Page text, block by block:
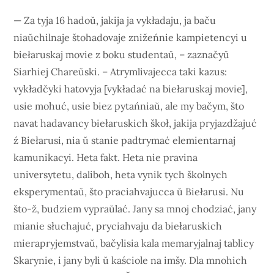
— Za tyja 16 hadoŭ, jakija ja vykładaju, ja baču
niaŭchilnaje štohadovaje znižeńnie kampietencyi u
biełaruskaj movie z boku studentaŭ, – zaznačyŭ
Siarhiej Chareŭski. – Atrymlivajecca taki kazus:
vykładčyki hatovyja [vykładać na biełaruskaj movie],
usie mohuć, usie biez pytańniaŭ, ale my bačym, što
navat hadavancy biełaruskich škoł, jakija pryjazdžajuć
ź Biełarusi, nia ŭ stanie padtrymać elemientarnaj
kamunikacyi. Heta fakt. Heta nie pravina
universytetu, daliboh, heta vynik tych školnych
eksperymentaŭ, što praciahvajucca ŭ Biełarusi. Nu
što-ž, budziem vypraŭlać. Jany sa mnoj chodziać, jany
mianie słuchajuć, pryciahvaju da biełaruskich
mierapryjemstvaŭ, bačylisia kala memaryjalnaj tablicy
Skarynie, i jany byli ŭ kaściole na imšy. Dla mnohich